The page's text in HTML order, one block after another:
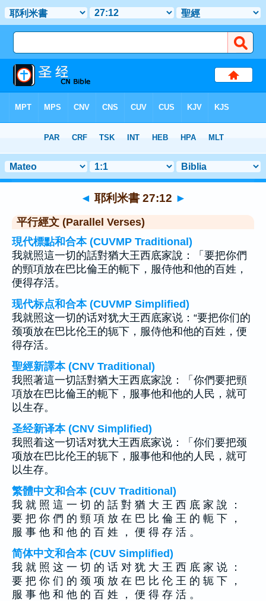
章 27> 聖經金句 12
◄ 耶利米書 27:12 ►
平行經文 (Parallel Verses)
現代標點和合本 (CUVMP Traditional)
我就照這一切的話對猶大王西底家說：「要把你們
的頸項放在巴比倫王的軛下，服侍他和他的百姓，
便得存活。
现代标点和合本 (CUVMP Simplified)
我就照这一切的话对犹大王西底家说：“要把你们的
颈项放在巴比伦王的轭下，服侍他和他的百姓，便
得存活。
聖經新譯本 (CNV Traditional)
我照著這一切話對猶大王西底家說：「你們要把頸
項放在巴比倫王的軛下，服事他和他的人民，就可
以生存。
圣经新译本 (CNV Simplified)
我照着这一切话对犹大王西底家说：「你们要把颈
项放在巴比伦王的轭下，服事他和他的人民，就可
以生存。
繁體中文和合本 (CUV Traditional)
我 就 照 這 一 切 的 話 對 猶 大 王 西 底 家 說 ：
要 把 你 們 的 頸 項 放 在 巴 比 倫 王 的 軛 下 ，
服 事 他 和 他 的 百 姓 ， 便 得 存 活 。
简体中文和合本 (CUV Simplified)
我 就 照 这 一 切 的 话 对 犹 大 王 西 底 家 说 ：
要 把 你 们 的 颈 项 放 在 巴 比 伦 王 的 轭 下 ，
服 事 他 和 他 的 百 姓 ， 便 得 存 活 。